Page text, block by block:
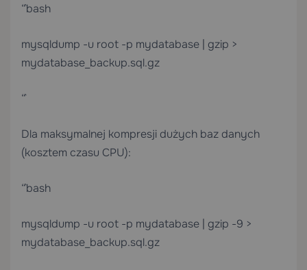
“`bash
mysqldump -u root -p mydatabase | gzip >
mydatabase_backup.sql.gz
“`
Dla maksymalnej kompresji dużych baz danych
(kosztem czasu CPU):
“`bash
mysqldump -u root -p mydatabase | gzip -9 >
mydatabase_backup.sql.gz